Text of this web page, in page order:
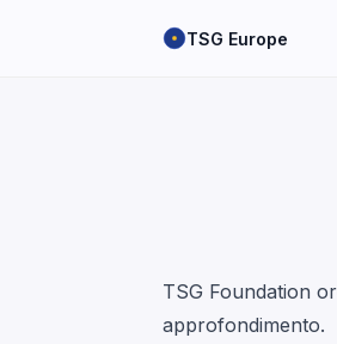
TSG Europe
TSG Foundation
approfondimento.